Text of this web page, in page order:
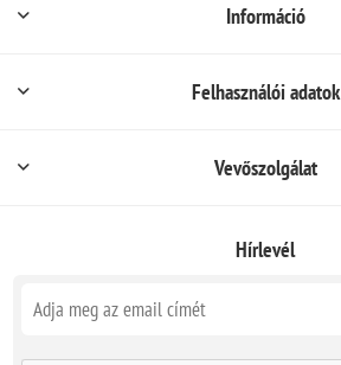
Információ
Felhasználói adatok
Vevőszolgálat
Hírlevél